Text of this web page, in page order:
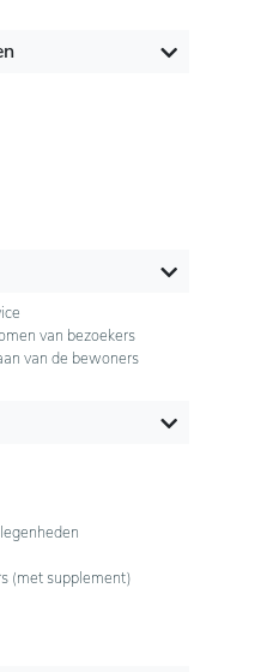
van bezoekers
van de bewoners
(met supplement)